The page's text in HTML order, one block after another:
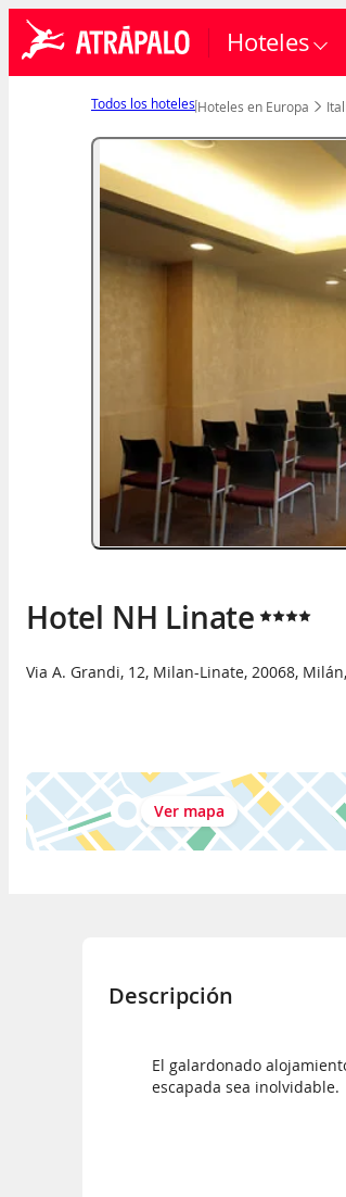
Hoteles
Todos los hoteles Hoteles en Europa
Hotel NH Linate
Via A. Grandi, 12, Milan-Linate, 20068, Milán,
Ver mapa
Descripción
El galardonado
escapada sea inolvidable.